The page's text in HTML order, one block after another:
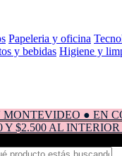
Papeleria y oficina
y bebidas Higiene y
● EN
Y $2.500 AL INTERIOR